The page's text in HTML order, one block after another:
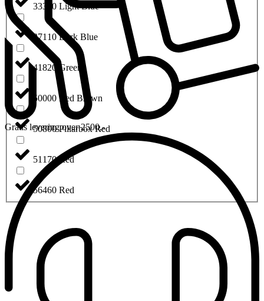
33390 Light Blue
37110 Dark Blue
41820 Green
50000 Red Brown
50800 Pillarbox Red
51170 Red
56460 Red
Gratis levering over 2500,-